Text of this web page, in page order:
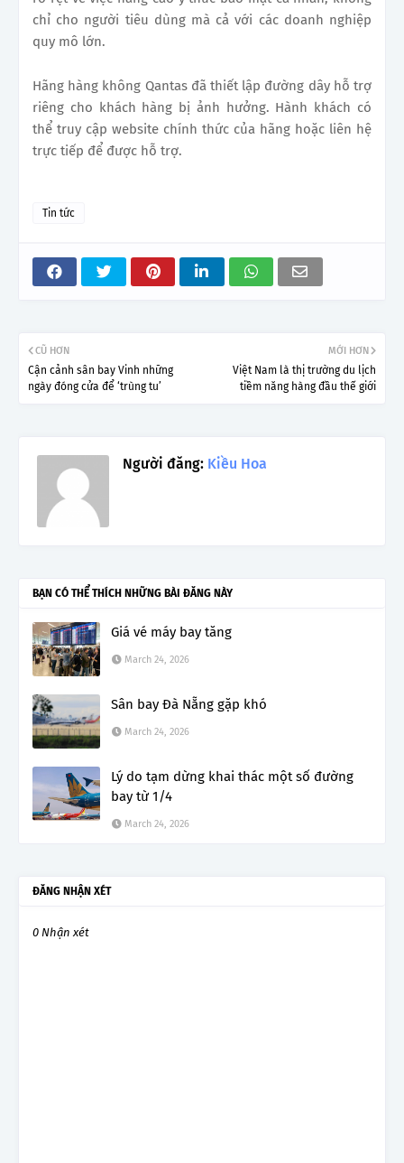
chỉ cho người tiêu dùng mà cả với các doanh nghiệp
quy mô lớn.
Hãng hàng không Qantas đã thiết lập đường dây hỗ trợ
riêng cho khách hàng bị ảnh hưởng. Hành khách có
thể truy cập website chính thức của hãng hoặc liên hệ
trực tiếp để được hỗ trợ.
Tin tức
MỚI HƠN
Việt Nam là thị trường du lịch
tiềm năng hàng đầu thế giới
CŨ HƠN
Cận cảnh sân bay Vinh những
ngày đóng cửa để ‘trùng tu’
Người đăng: Kiều Hoa
BẠN CÓ THỂ THÍCH NHỮNG BÀI ĐĂNG NÀY
Giá vé máy bay tăng
March 24, 2026
Sân bay Đà Nẵng gặp khó
March 24, 2026
Lý do tạm dừng khai thác một số đường
bay từ 1/4
March 24, 2026
ĐĂNG NHẬN XÉT
0 Nhận xét